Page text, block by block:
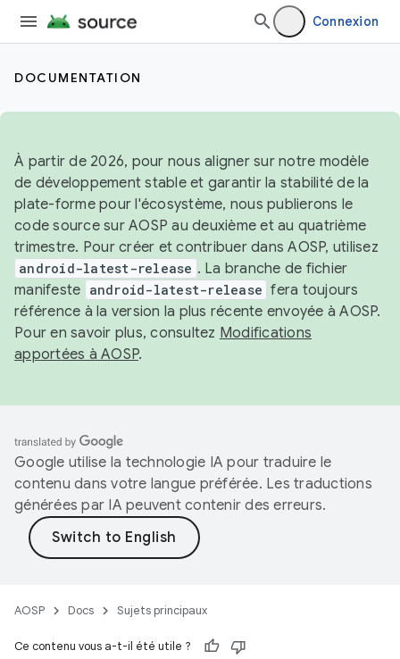
Connexion
DOCUMENTATION
À partir de 2026, pour nous aligner sur notre modèle
de développement stable et garantir la stabilité de la
plate-forme pour l'écosystème, nous publierons le
code source sur AOSP au deuxième et au quatrième
trimestre. Pour créer et contribuer dans AOSP, utilisez
android-latest-release . La branche de fichier
manifeste android-latest-release fera toujours
référence à la version la plus récente envoyée à AOSP.
Pour en savoir plus, consultez Modifications
apportées à AOSP.
Google utilise la technologie IA pour traduire le
contenu dans votre langue préférée. Les traductions
générées par IA peuvent contenir des erreurs.
AOSP Docs Sujets principaux
Ce contenu vous a-t-il été utile ?